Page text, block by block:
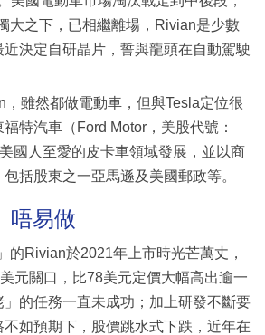
大之下，已相繼離場，Rivian是少數
決定自研晶片，誓與龍頭在自動駕駛
雖然都做電動車，但與Tesla定位很
特汽車（Ford Motor，美股代號：
國人至愛的皮卡車領域發展，並以商
括股東之一亞馬遜及美國郵政等。
唔易做
的Rivian於2021年上市時光芒萬丈，
元關口，比78美元定價大幅高出逾一
的任務一直未成功；加上研發不斷要
如預期下，股價跳水式下跌，近年在